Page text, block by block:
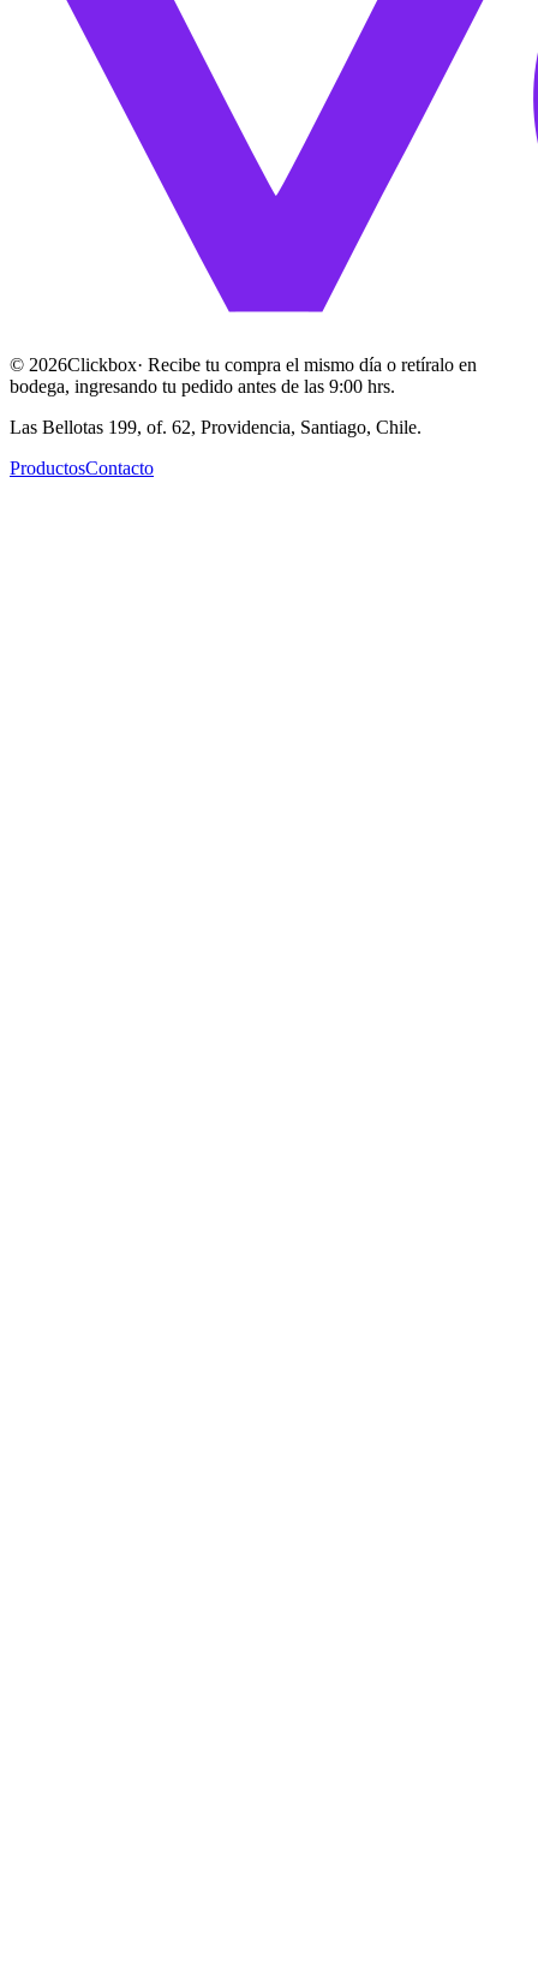
© 2026Clickbox· Recibe tu compra el mismo día o retíralo en
bodega, ingresando tu pedido antes de las 9:00 hrs.
Las Bellotas 199, of. 62, Providencia, Santiago, Chile.
ProductosContacto